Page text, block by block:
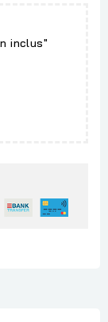
inclus"